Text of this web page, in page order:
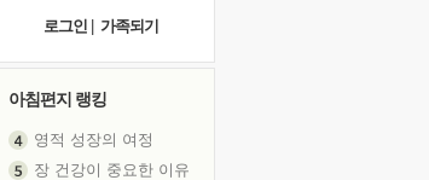
로그인
가족되기
아침편지 랭킹
영적 성장의 여정
장 건강이 중요한 이유